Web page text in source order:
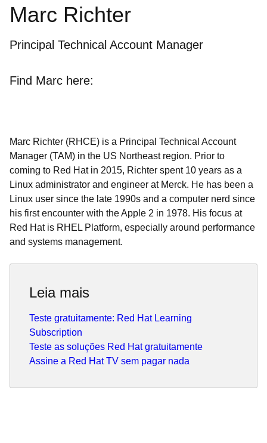
Marc Richter
Principal Technical Account Manager
Find Marc here:
Marc Richter (RHCE) is a Principal Technical Account
Manager (TAM) in the US Northeast region. Prior to
coming to Red Hat in 2015, Richter spent 10 years as a
Linux administrator and engineer at Merck. He has been a
Linux user since the late 1990s and a computer nerd since
his first encounter with the Apple 2 in 1978. His focus at
Red Hat is RHEL Platform, especially around performance
and systems management.
Leia mais
Teste gratuitamente: Red Hat Learning
Subscription
Teste as soluções Red Hat gratuitamente
Assine a Red Hat TV sem pagar nada